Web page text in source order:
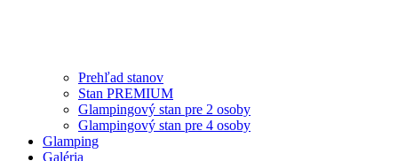
Prehľad stanov
Stan PREMIUM
Glampingový stan pre 2 osoby
Glampingový stan pre 4 osoby
Glamping
Galéria